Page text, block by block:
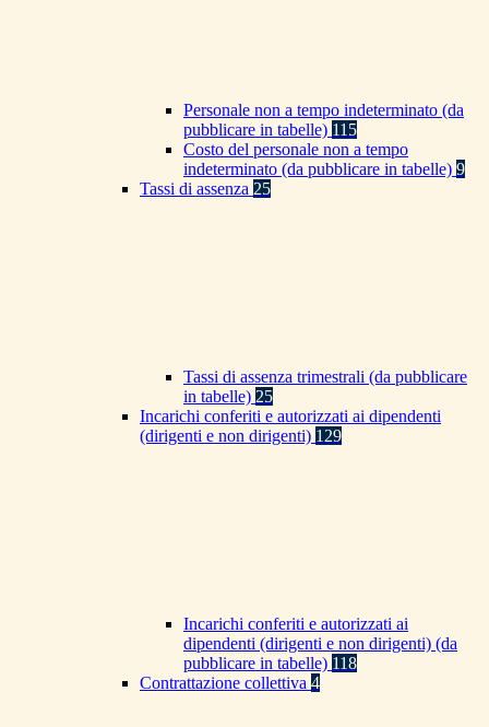
Personale non a tempo indeterminato (da
pubblicare in tabelle) 115
Costo del personale non a tempo
indeterminato (da pubblicare in tabelle) 9
Tassi di assenza 25
Tassi di assenza trimestrali (da pubblicare
in tabelle) 25
Incarichi conferiti e autorizzati ai dipendenti
(dirigenti e non dirigenti) 129
Incarichi conferiti e autorizzati ai
dipendenti (dirigenti e non dirigenti) (da
pubblicare in tabelle) 118
Contrattazione collettiva 4